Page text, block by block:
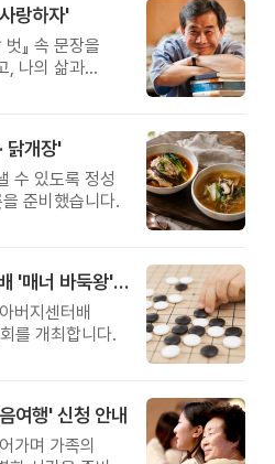
랑하자'
』 속 문장을
, 나의 삶과
닭개장'
수 있도록 정성
준비했습니다.
제3회 서초구 아버지센터배 '매너 바둑왕' 대회
버지센터배
를 개최합니다.
여행' 신청 안내
가며 가족의